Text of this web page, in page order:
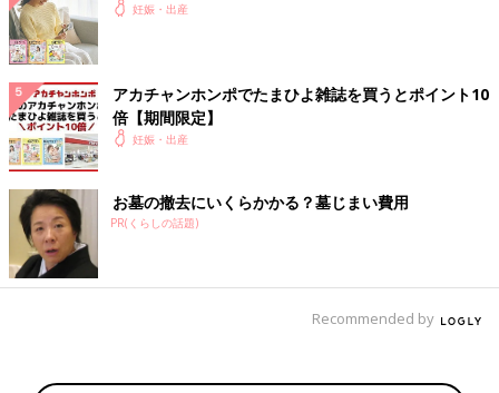
妊娠・出産
アカチャンホンポでたまひよ雑誌を買うとポイント10
倍【期間限定】
妊娠・出産
お墓の撤去にいくらかかる？墓じまい費用
PR(くらしの話題)
Recommended by